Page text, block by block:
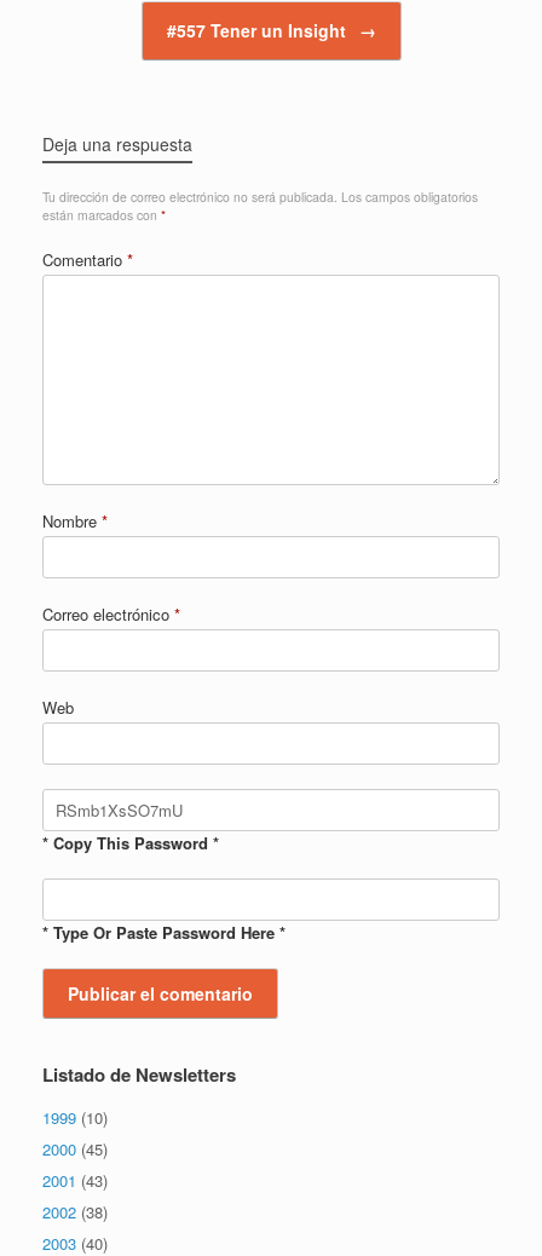
#557 Tener un Insight →
Deja una respuesta
Tu dirección de correo electrónico no será publicada. Los campos obligatorios
están marcados con *
Comentario *
Nombre *
Correo electrónico *
Web
* Copy This Password *
* Type Or Paste Password Here *
Listado de Newsletters
1999 (10)
2000 (45)
2001 (43)
2002 (38)
2003 (40)